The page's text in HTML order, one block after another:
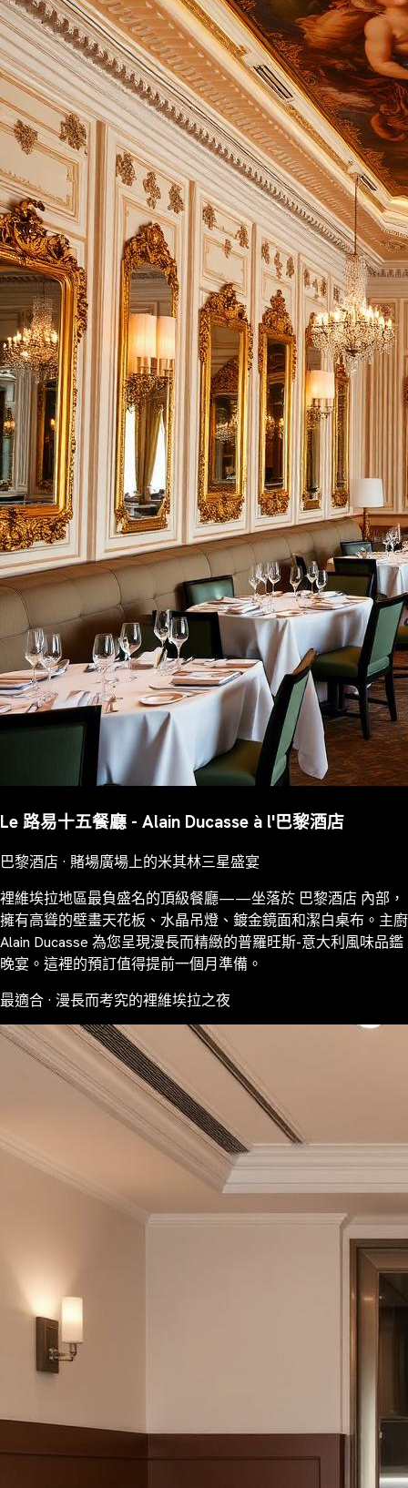
Le 路易十五餐廳 - Alain Ducasse à l'巴黎酒店
巴黎酒店 · 賭場廣場上的米其林三星盛宴
裡維埃拉地區最負盛名的頂級餐廳——坐落於 巴黎酒店 內部，
擁有高聳的壁畫天花板、水晶吊燈、鍍金鏡面和潔白桌布。主廚
Alain Ducasse 為您呈現漫長而精緻的普羅旺斯-意大利風味品鑑
晚宴。這裡的預訂值得提前一個月準備。
最適合 · 漫長而考究的裡維埃拉之夜